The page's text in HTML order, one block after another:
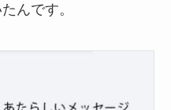
んです。